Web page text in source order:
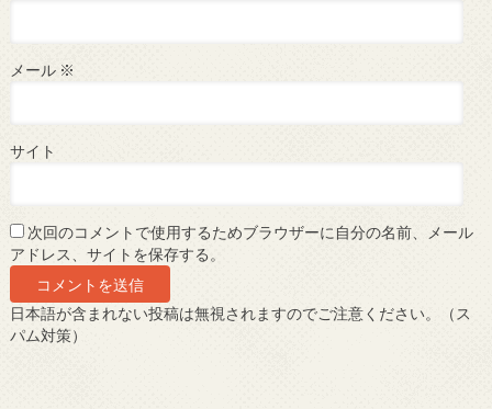
メール ※
サイト
次回のコメントで使用するためブラウザーに自分の名前、メール
アドレス、サイトを保存する。
日本語が含まれない投稿は無視されますのでご注意ください。（ス
パム対策）